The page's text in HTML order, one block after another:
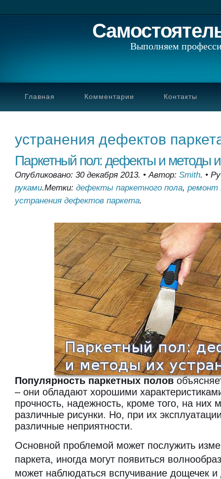
Выполняем
Главная Комментарии Контакты
устранения дефектов
Паркетный пол: дефекты и методы
Опубликовано: 30 декабря 2013. •Автор: Smith. •
руками.Метки: дефекты паркетного пола, ремонт
устранения дефектов паркета.
Популярность паркетных полов
– они обладают хорошими
прочность, надежность, кроме того, на них
различные рисунки. Но, при их
различные неприятности.
Основной проблемой может послужить
паркета, иногда могут появиться
может наблюдаться вспучивание дощечек и